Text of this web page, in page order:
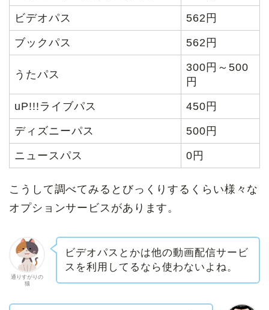
ビデオパス 562円
ブックパス 562円
うたパス
300円～500
円
uP!!!ライブパス 450円
ディズニーパス 500円
ニュースパス 0円
こうして調べてみるとびっくりするくらい様々な
オプションサービスがあります。
通りすがりの
猫
ビデオパスとかは他の動画配信サービ
スを利用してるなら使わないよね。